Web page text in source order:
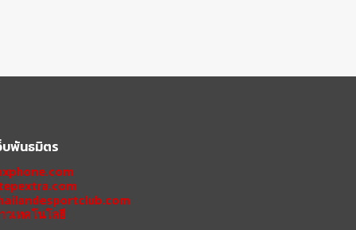
บพันธมิตร
วเทคโนโลยี